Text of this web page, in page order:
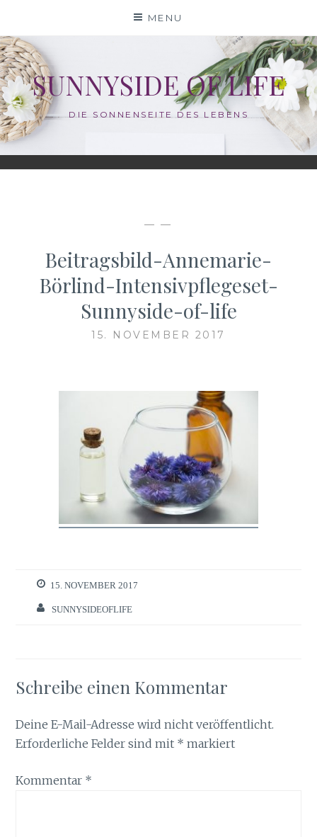
content
MENU
SUNNYSIDE OF LIFE
DIE SONNENSEITE DES LEBENS
— —
Beitragsbild-Annemarie-
Börlind-Intensivpflegeset-
Sunnyside-of-life
15. NOVEMBER 2017
15. NOVEMBER 2017
SUNNYSIDEOFLIFE
Schreibe einen Kommentar
Deine E-Mail-Adresse wird nicht veröffentlicht.
Erforderliche Felder sind mit * markiert
Kommentar *